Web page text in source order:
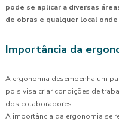
pode se aplicar a diversas
de obras e qualquer local
Importância da
A ergonomia desempenha um
pois visa criar condições de
dos colaboradores.
A importância da ergonomia se